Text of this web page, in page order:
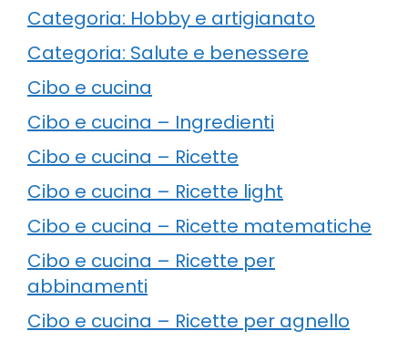
Categoria: Hobby e artigianato
Categoria: Salute e benessere
Cibo e cucina
Cibo e cucina – Ingredienti
Cibo e cucina – Ricette
Cibo e cucina – Ricette light
Cibo e cucina – Ricette matematiche
Cibo e cucina – Ricette per
abbinamenti
Cibo e cucina – Ricette per agnello